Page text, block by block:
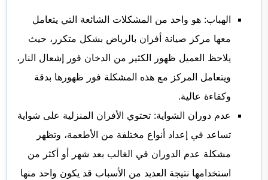
الهباب: هو واحد من المشكلات الشائعة التي يتعامل
معها مركز صيانة أفران بالرياض بشكل متكرر، حيث
يلاحظ العميل ظهور الكثير من الدخان فور إشعال النار،
ويتعامل المركز مع هذه المشكلة فور ظهورها بدقة
وكفاءة عالية.
عدم دوران الشواية: تحتوي الأفران المنزلية على شواية
تساعد في إعداد أنواع مختلفة من الأطعمة، وتظهر
مشكلة عدم الدوران في الغالب بعد شهر أو أكثر من
استخدامها نتيجة العديد من الأسباب قد يكون واحد منها